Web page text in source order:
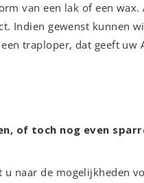
van een lak of een
Indien gewenst kunnen
traploper, dat geeft uw
of toch nog even
u naar de mogelijkheden